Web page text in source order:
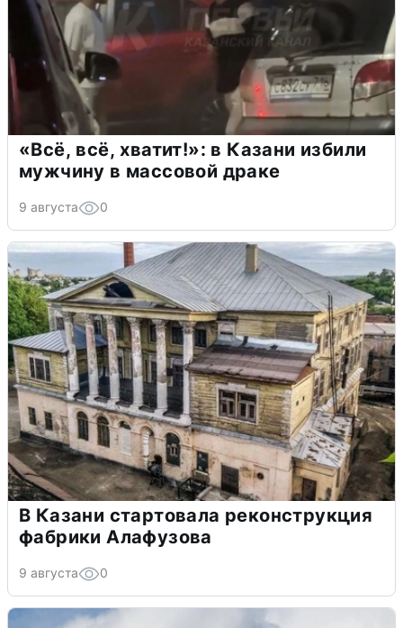
«Всё, всё, хватит!»: в Казани избили
мужчину в массовой драке
9 августа 0
В Казани стартовала реконструкция
фабрики Алафузова
9 августа 0